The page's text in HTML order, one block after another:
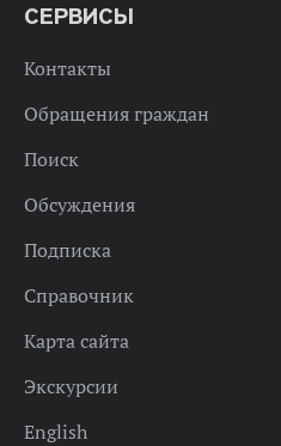
СЕРВИСЫ
Контакты
Обращения граждан
Поиск
Обсуждения
Подписка
Справочник
Карта сайта
Экскурсии
English